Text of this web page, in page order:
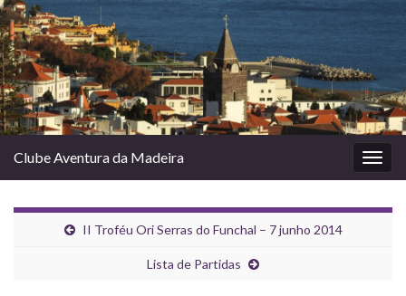
Clube Aventura da Madeira
II Troféu Ori Serras do Funchal – 7 junho 2014
Lista de Partidas